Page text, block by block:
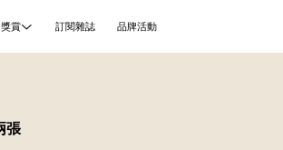
賞 訂閱雜誌 品牌活動
張